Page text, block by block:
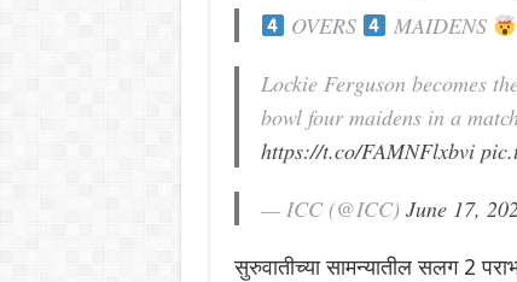
OVERS
MAIDENS
Lockie Ferguson becomes
bowl four maidens in a match
https://t.co/FAMNFlxbvi
— ICC (@ICC) June 17,
सुरुवातीच्या सामन्यातील सलग 2